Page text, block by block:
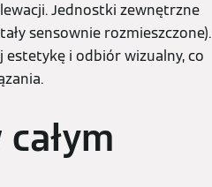
Jednostki zewnętrzne
sensownie rozmieszczone).
estetykę i odbiór wizualny, co